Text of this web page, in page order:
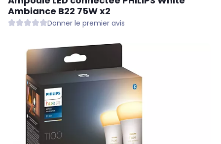
Ambiance B22 75W x2
Donner le premier avis